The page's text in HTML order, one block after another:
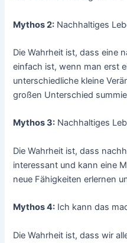
Mythos 2: Nachhaltiges
Die Wahrheit ist, dass eine
einfach ist, wenn man erst
unterschiedliche kleine
großen Unterschied
Mythos 3: Nachhaltiges
Die Wahrheit ist, dass
interessant und kann eine
neue Fähigkeiten erlernen
Mythos 4: Ich kann das
Die Wahrheit ist, dass wir